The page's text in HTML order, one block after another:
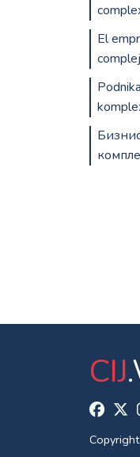
El
CIJ